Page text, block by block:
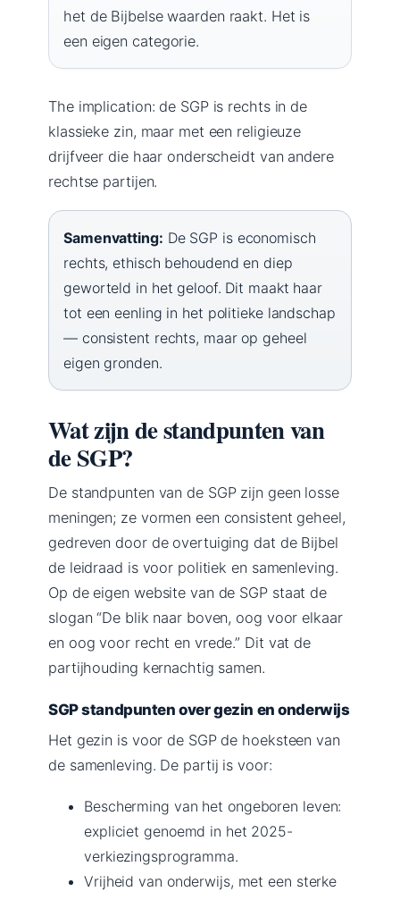
het de Bijbelse waarden raakt. Het is
een eigen categorie.
The implication: de SGP is rechts in de
klassieke zin, maar met een religieuze
drijfveer die haar onderscheidt van andere
rechtse partijen.
Samenvatting: De SGP is economisch
rechts, ethisch behoudend en diep
geworteld in het geloof. Dit maakt haar
tot een eenling in het politieke landschap
— consistent rechts, maar op geheel
eigen gronden.
Wat zijn de standpunten van
de SGP?
De standpunten van de SGP zijn geen losse
meningen; ze vormen een consistent geheel,
gedreven door de overtuiging dat de Bijbel
de leidraad is voor politiek en samenleving.
Op de eigen website van de SGP staat de
slogan “De blik naar boven, oog voor elkaar
en oog voor recht en vrede.” Dit vat de
partijhouding kernachtig samen.
SGP standpunten over gezin en onderwijs
Het gezin is voor de SGP de hoeksteen van
de samenleving. De partij is voor:
Bescherming van het ongeboren leven:
expliciet genoemd in het 2025-
verkiezingsprogramma.
Vrijheid van onderwijs, met een sterke